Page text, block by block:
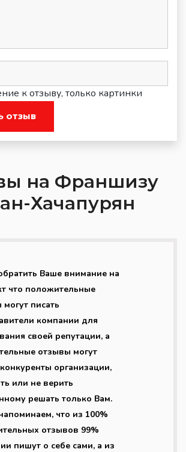
к отзыву, только картинки
отзыв
на Франшизу
Хачапурян
Ваше внимание на
что положительные
писать
компании для
своей репутации, а
отзывы могут
организации,
или не верить
решать только Вам.
что из 100%
отзывов 99%
пишут о себе сами, а из